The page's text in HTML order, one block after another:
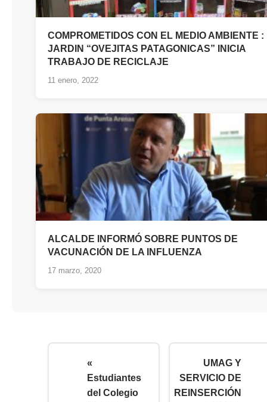
COMPROMETIDOS CON EL MEDIO AMBIENTE :
JARDIN “OVEJITAS PATAGONICAS” INICIA
TRABAJO DE RECICLAJE
11 enero, 2022
ALCALDE INFORMÓ SOBRE PUNTOS DE
VACUNACIÓN DE LA INFLUENZA
17 marzo, 2020
«
Estudiantes
del Colegio
UMAG Y
SERVICIO DE
REINSERCIÓN